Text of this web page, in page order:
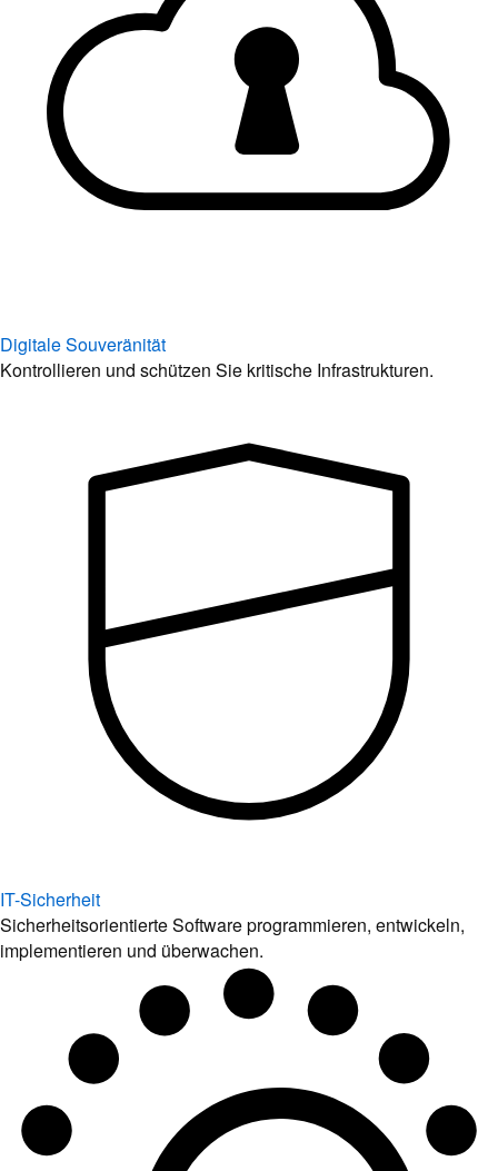
Digitale Souveränität
Kontrollieren und schützen Sie kritische Infrastrukturen.
IT-Sicherheit
Sicherheitsorientierte Software programmieren, entwickeln,
implementieren und überwachen.